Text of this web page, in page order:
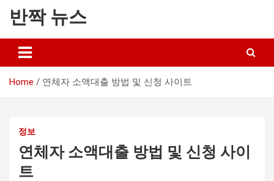
반짝 뉴스
Home 연체자 소액대출 방법 및 신청 사이트
정보
연체자 소액대출 방법 및 신청 사이
트